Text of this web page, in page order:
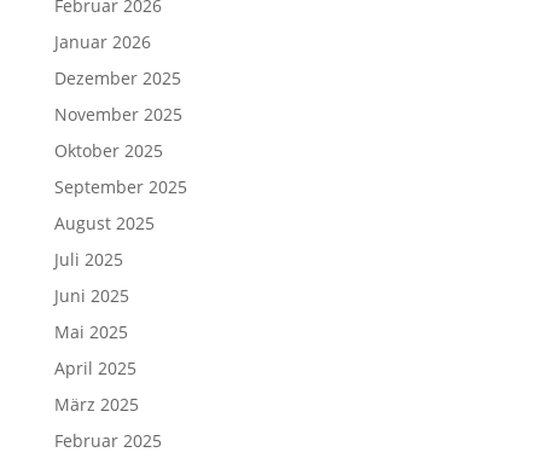
Februar 2026
Januar 2026
Dezember 2025
November 2025
Oktober 2025
September 2025
August 2025
Juli 2025
Juni 2025
Mai 2025
April 2025
März 2025
Februar 2025